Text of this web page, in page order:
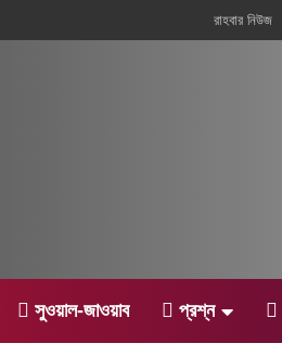
রাহবার নিউজ
সুওয়াল-জাওয়াব প্রশ্ন